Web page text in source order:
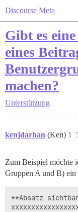
Discourse Meta
Gibt es
eines
machen?
Unterstützung
kenjdarhan (Ken) 1
Zum Beispiel möchte
Gruppen A und B) ein
**Absatz